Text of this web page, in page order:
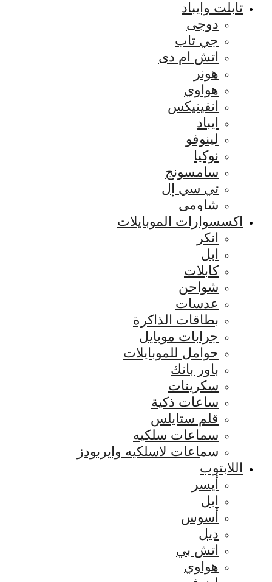
تابلت وايباد
دوجى
جي تاب
اتش ام دى
هونر
هواوي
انفينيكس
ايباد
لينوفو
نوكيا
سامسونج
تي سي إل
شاومي
اكسسوارات الموبايلات
انكر
ابل
كابلات
شواحن
عدسات
بطاقات الذاكرة
جرابات موبايل
حوامل للموبايلات
باور بانك
سكرينات
ساعات ذكية
قلم ستايلس
سماعات سلكيه
سماعات لاسلكيه وايربودز
اللابتوب
أيسر
ابل
أسوس
ديل
اتش بي
هواوي